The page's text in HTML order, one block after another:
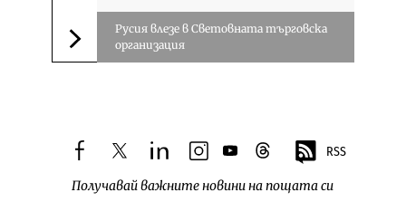
Следваща новина
Русия влезе в Световната търговска
организация
facebooktwitterlinkedininstagram
youtubethreads RSS
Получавай важните новини на пощата си